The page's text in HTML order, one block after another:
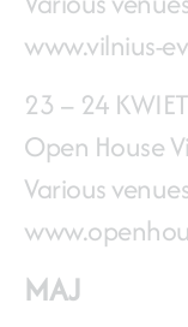
www.vilnius-
23 – 24
Open House
Various
MAJ